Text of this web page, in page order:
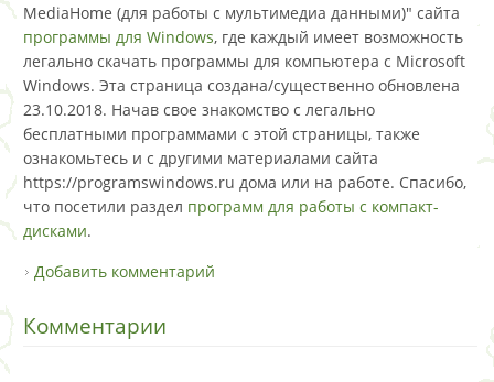
MediaHome (для работы с мультимедиа данными)" сайта
программы для Windows, где каждый имеет возможность
легально скачать программы для компьютера с Microsoft
Windows. Эта страница создана/существенно обновлена
23.10.2018. Начав свое знакомство с легально
бесплатными программами с этой страницы, также
ознакомьтесь и с другими материалами сайта
https://programswindows.ru дома или на работе. Спасибо,
что посетили раздел программ для работы с компакт-
дисками.
Добавить комментарий
Комментарии